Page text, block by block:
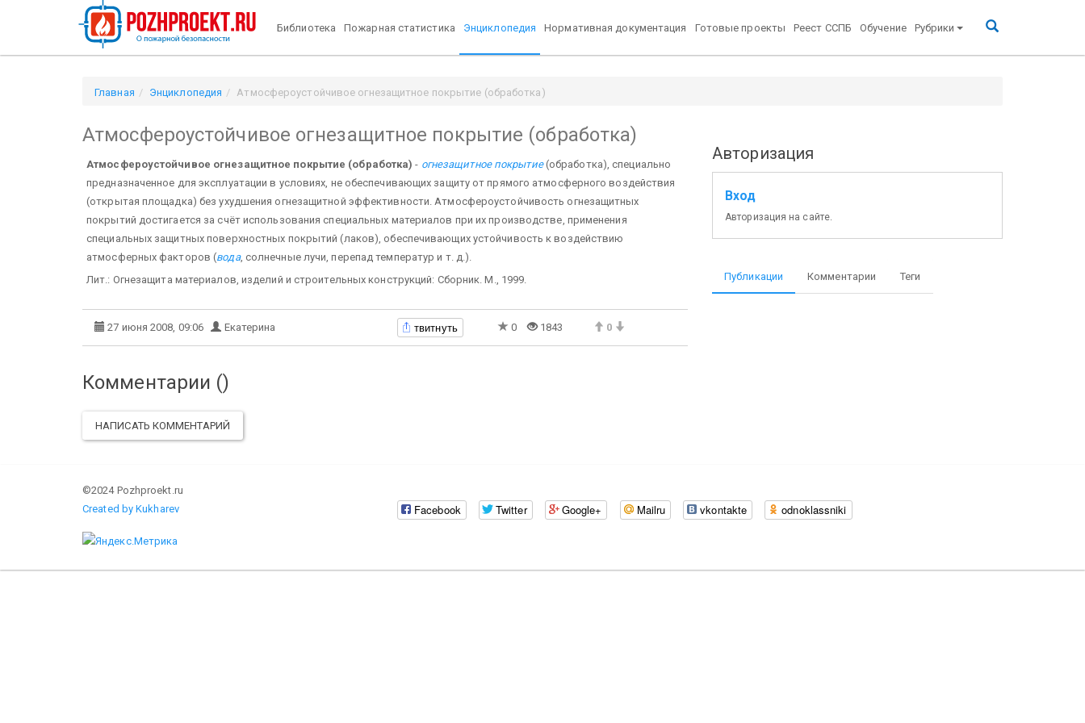
Библиотека Пожарная статистика Энциклопедия Нормативная документация Готовые проекты Реест ССПБ Обучение Рубрики
Главная Энциклопедия Атмосфероустойчивое огнезащитное покрытие (обработка)
Атмосфероустойчивое огнезащитное покрытие (обработка)
Атмосфероустойчивое огнезащитное покрытие (обработка) - огнезащитное покрытие(обработка), специально
предназначенное для эксплуатации в условиях, не обеспечивающих защиту от прямого атмосферного воздействия
(открытая площадка) без ухудшения огнезащитной эффективности. Атмосфероустойчивость огнезащитных
покрытий достигается за счёт использования специальных материалов при их производстве, применения
специальных защитных поверхностных покрытий (лаков), обеспечивающих устойчивость к воздействию
атмосферных факторов (вода, солнечные лучи, перепад температур и т. д.).
Лит.: Огнезащита материалов, изделий и строительных конструкций: Сборник. М., 1999.
27 июня 2008, 09:06 Екатерина твитнуть 0 1843 0
Комментарии ()
НАПИСАТЬ КОММЕНТАРИЙ
Авторизация
Вход
Авторизация на сайте.
Публикации Комментарии Теги
©2024 Pozhproekt.ru
Created by Kukharev
Facebook Twitter Google+ Mailru vkontakte odnoklassniki